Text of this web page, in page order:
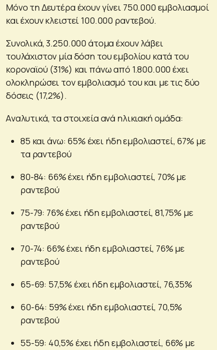
Μόνο τη Δευτέρα έχουν γίνει 750.000 εμβολιασμοί
και έχουν κλειστεί 100.000 ραντεβού.
Συνολικά, 3.250.000 άτομα έχουν λάβει
τουλάχιστον μία δόση του εμβολίου κατά του
κοροναϊού (31%) και πάνω από 1.800.000 έχει
ολοκληρώσει τον εμβολιασμό του και με τις δύο
δόσεις (17,2%).
Aναλυτικά, τα στοιχεία ανά ηλικιακή ομάδα:
85 και άνω: 65% έχει ήδη εμβολιαστεί, 67% με
τα ραντεβού
80-84: 66% έχει ήδη εμβολιαστεί, 70% με
ραντεβού
75-79: 76% έχει ήδη εμβολιαστεί, 81,75% με
ραντεβού
70-74: 66% έχει ήδη εμβολιαστεί, 76% με
ραντεβού
65-69: 57,5% έχει ήδη εμβολιαστεί, 76,35%
60-64: 59% έχει ήδη εμβολιαστεί, 70,5%
ραντεβού
55-59: 40,5% έχει ήδη εμβολιαστεί, 66% με